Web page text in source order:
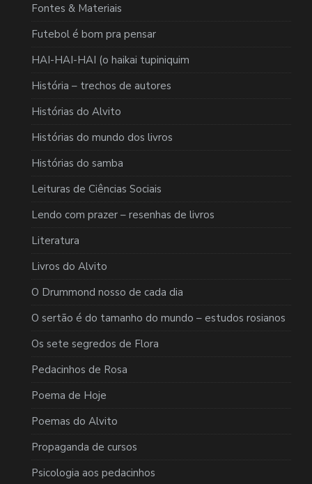
Fontes & Materiais
Futebol é bom pra pensar
HAI-HAI-HAI (o haikai tupiniquim
História – trechos de autores
Histórias do Alvito
Histórias do mundo dos livros
Histórias do samba
Leituras de Ciências Sociais
Lendo com prazer – resenhas de livros
Literatura
Livros do Alvito
O Drummond nosso de cada dia
O sertão é do tamanho do mundo – estudos rosianos
Os sete segredos de Flora
Pedacinhos de Rosa
Poema de Hoje
Poemas do Alvito
Propaganda de cursos
Psicologia aos pedacinhos